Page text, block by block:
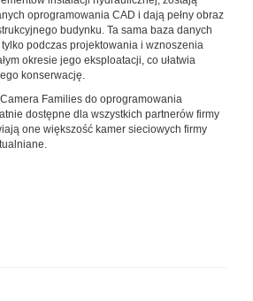
oprogramowania CAD i dają pełny obraz
budynku. Ta sama baza danych
podczas projektowania i wznoszenia
okresie jego eksploatacji, co ułatwia
konserwację.
Families do oprogramowania
dostępne dla wszystkich partnerów firmy
one większość kamer sieciowych firmy